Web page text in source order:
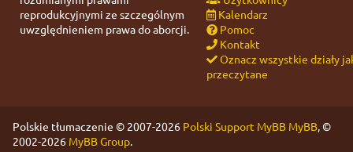
reprodukcyjnymi ze szczególnym
uwzględnieniem prawa do aborcji.
Kalendarz
Pomoc
Kontakt
Oznacz wszystkie działy
przeczytane
Polskie tłumaczenie © 2007-2026 Polski Support MyBB MyBB, ©
2002-2026 MyBB Group.